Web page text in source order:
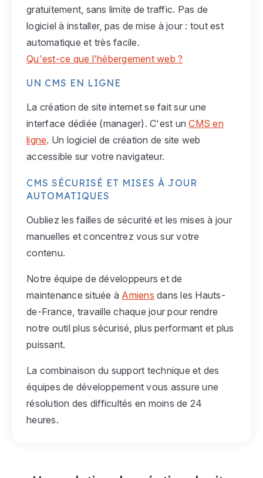
gratuitement, sans limite de traffic. Pas de
logiciel à installer, pas de mise à jour : tout est
automatique et très facile.
Qu'est-ce que l'hébergement web ?
UN CMS EN LIGNE
La création de site internet se fait sur une
interface dédiée (manager). C'est unCMS en
ligne. Un logiciel de création de site web
accessible sur votre navigateur.
CMS SÉCURISÉ ET MISES À JOUR
AUTOMATIQUES
Oubliez les failles de sécurité et les mises à jour
manuelles et concentrez vous sur votre
contenu.
Notre équipe de développeurs et de
maintenance située à Amiens dans les Hauts-
de-France, travaille chaque jour pour rendre
notre outil plus sécurisé, plus performant et plus
puissant.
La combinaison du support technique et des
équipes de développement vous assure une
résolution des difficultés en moins de 24
heures.